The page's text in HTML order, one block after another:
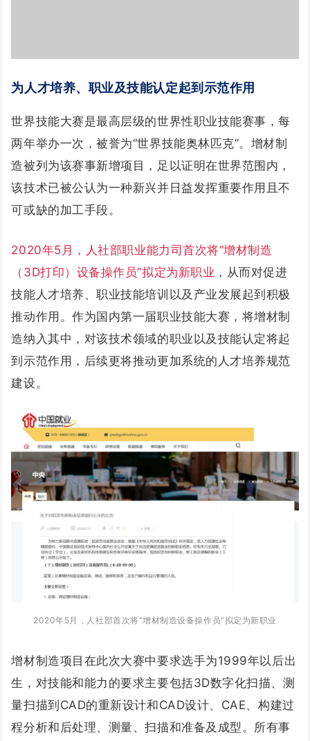
为人才培养、职业及技能认定起到示范作用
世界技能大赛是最高层级的世界性职业技能赛事，每
两年举办一次，被誉为“世界技能奥林匹克”。增材制
造被列为该赛事新增项目，足以证明在世界范围内，
该技术已被公认为一种新兴并日益发挥重要作用且不
可或缺的加工手段。
2020年5月，人社部职业能力司首次将“增材制造
（3D打印）设备操作员”拟定为新职业 ，从而对促进
技能人才培养、职业技能培训以及产业发展起到积极
推动作用。作为国内第一届职业技能大赛，将增材制
造纳入其中，对该技术领域的职业以及技能认定将起
到示范作用，后续更将推动更加系统的人才培养规范
建设。
2020年5月，人社部首次将“增材制造设备操作员”拟定为新职业
增材制造项目在此次大赛中要求选手为1999年以后出
生，对技能和能力的要求主要包括3D数字化扫描、测
量扫描到CAD的重新设计和CAD设计、CAE、构建过
程分析和后处理、测量、扫描和准备及成型。所有事